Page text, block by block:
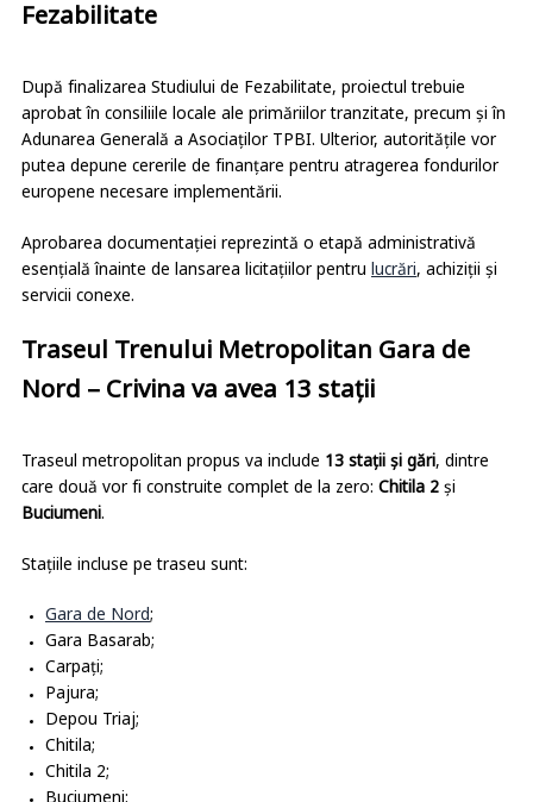
Fezabilitate
După finalizarea Studiului de Fezabilitate, proiectul trebuie
aprobat în consiliile locale ale primăriilor tranzitate, precum și în
Adunarea Generală a Asociaților TPBI. Ulterior, autoritățile vor
putea depune cererile de finanțare pentru atragerea fondurilor
europene necesare implementării.
Aprobarea documentației reprezintă o etapă administrativă
esențială înainte de lansarea licitațiilor pentru lucrări, achiziții și
servicii conexe.
Traseul Trenului Metropolitan Gara de
Nord – Crivina va avea 13 stații
Traseul metropolitan propus va include 13 stații și gări, dintre
care două vor fi construite complet de la zero: Chitila 2 și
Buciumeni.
Stațiile incluse pe traseu sunt:
Gara de Nord;
Gara Basarab;
Carpați;
Pajura;
Depou Triaj;
Chitila;
Chitila 2;